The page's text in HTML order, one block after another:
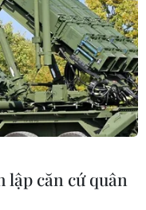
KHÚC THANH
sử dụng
lập căn cứ quân